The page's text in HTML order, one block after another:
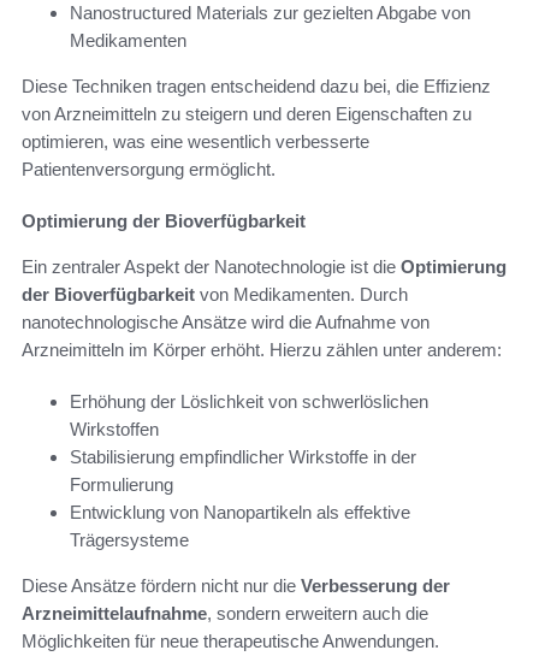
Nanostructured Materials zur gezielten Abgabe von
Medikamenten
Diese Techniken tragen entscheidend dazu bei, die Effizienz
von Arzneimitteln zu steigern und deren Eigenschaften zu
optimieren, was eine wesentlich verbesserte
Patientenversorgung ermöglicht.
Optimierung der Bioverfügbarkeit
Ein zentraler Aspekt der Nanotechnologie ist die Optimierung
der Bioverfügbarkeit von Medikamenten. Durch
nanotechnologische Ansätze wird die Aufnahme von
Arzneimitteln im Körper erhöht. Hierzu zählen unter anderem:
Erhöhung der Löslichkeit von schwerlöslichen
Wirkstoffen
Stabilisierung empfindlicher Wirkstoffe in der
Formulierung
Entwicklung von Nanopartikeln als effektive
Trägersysteme
Diese Ansätze fördern nicht nur die Verbesserung der
Arzneimittelaufnahme, sondern erweitern auch die
Möglichkeiten für neue therapeutische Anwendungen.